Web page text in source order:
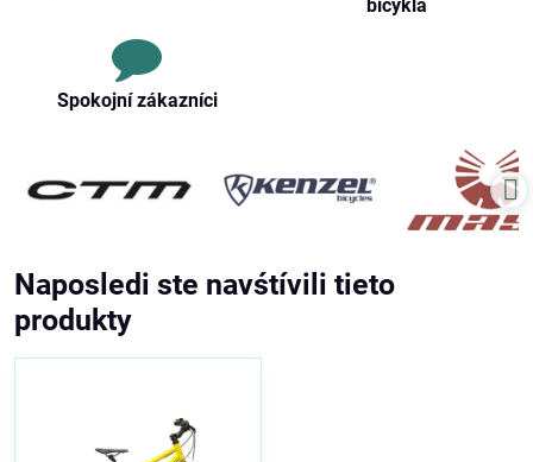
bicykla
Spokojní zákazníci
Naposledi ste navśtívili tieto
produkty